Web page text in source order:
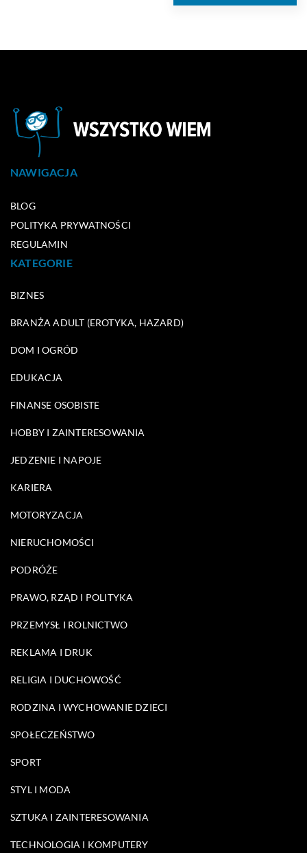
NAWIGACJA
BLOG
POLITYKA PRYWATNOŚCI
REGULAMIN
KATEGORIE
BIZNES
BRANŻA ADULT (EROTYKA, HAZARD)
DOM I OGRÓD
EDUKACJA
FINANSE OSOBISTE
HOBBY I ZAINTERESOWANIA
JEDZENIE I NAPOJE
KARIERA
MOTORYZACJA
NIERUCHOMOŚCI
PODRÓŻE
PRAWO, RZĄD I POLITYKA
PRZEMYSŁ I ROLNICTWO
REKLAMA I DRUK
RELIGIA I DUCHOWOŚĆ
RODZINA I WYCHOWANIE DZIECI
SPOŁECZEŃSTWO
SPORT
STYL I MODA
SZTUKA I ZAINTERESOWANIA
TECHNOLOGIA I KOMPUTERY